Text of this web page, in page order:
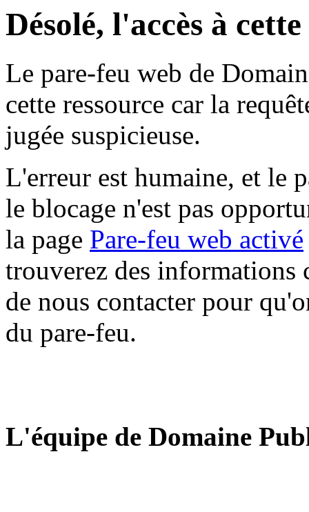
Désolé, l'accès à
Le pare-feu web de
cette ressource car la
jugée suspicieuse.
L'erreur est humaine, et le
le blocage n'est pas
la page Pare-feu web activé
trouverez des informations
de nous contacter pour
du pare-feu.
L'équipe de Domaine